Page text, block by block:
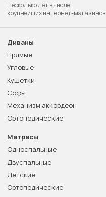
Несколько лет в числе
крупнейших интернет-магазинов
Диваны
Прямые
Угловые
Кушетки
Софы
Механизм аккордеон
Ортопедические
Матрасы
Односпальные
Двуспальные
Детские
Ортопедические